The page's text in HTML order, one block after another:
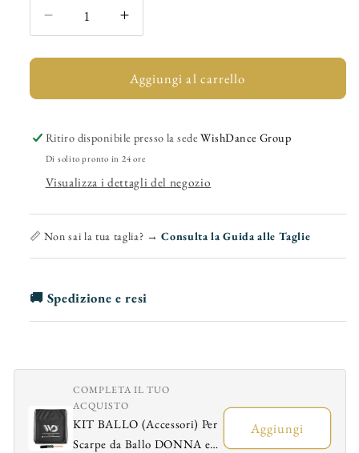
Diminuisci
quantità
per
(MS07)
Stringata
da
Uomo
chiusura
Scarpa
in
Nero
Forma
Aumenta
quantità
per
Malaga
(MS07)
Stringata
da
chiusura
Scarpa
in
Nero
Forma
Aggiungi al carrello
Ritiro disponibile presso la sedeWishDance Group
Di solito pronto in 24 ore
Visualizza i dettagli del negozio
📏 Non sai la tua taglia? →Consulta la Guida alle Taglie
🚚 Spedizione e resi
COMPLETA IL TUO
ACQUISTO
KIT BALLO (Accessori) Per
Scarpe da Ballo DONNA e
Aggiungi